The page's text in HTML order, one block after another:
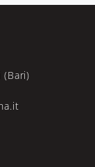
(Bari)